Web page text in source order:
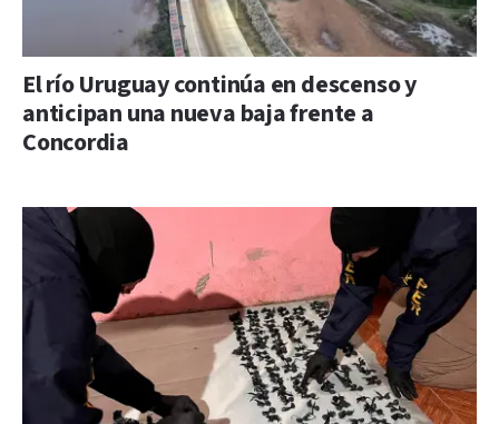
El río Uruguay continúa en descenso y
anticipan una nueva baja frente a
Concordia